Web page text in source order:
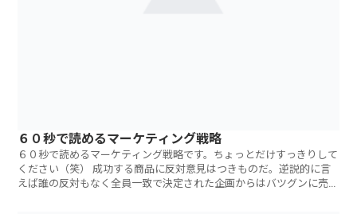
６０秒で読めるマーケティング戦略
６０秒で読めるマーケティング戦略です。ちょっとだけすっきりして
ください（笑） 成功する商品に反対意見はつきものだ。逆説的に言
えば誰の反対もなく全員一致で決定された企画からはバツグンに売れ